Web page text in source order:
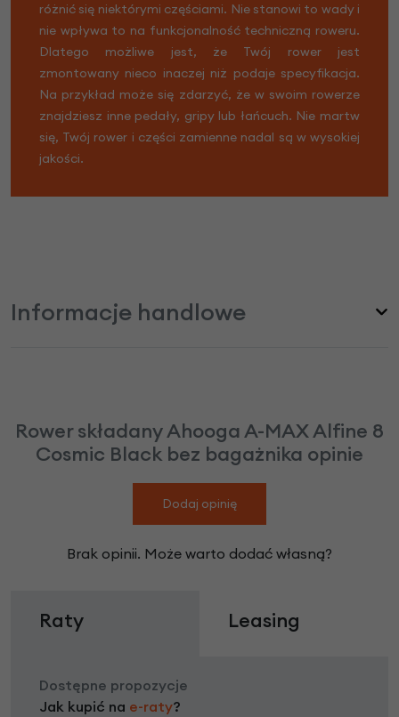
różnić się niektórymi częściami. Nie stanowi to wady i
nie wpływa to na funkcjonalność techniczną roweru.
Dlatego możliwe jest, że Twój rower jest
zmontowany nieco inaczej niż podaje specyfikacja.
Na przykład może się zdarzyć, że w swoim rowerze
znajdziesz inne pedały, gripy lub łańcuch. Nie martw
się, Twój rower i części zamienne nadal są w wysokiej
jakości.
Informacje handlowe
Rower składany Ahooga A-MAX Alfine 8
Cosmic Black bez bagażnika opinie
Dodaj opinię
Brak opinii. Może warto dodać własną?
Raty Leasing
Dostępne propozycje
Jak kupić na e-raty?